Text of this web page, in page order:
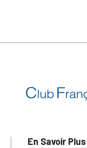
En Savoir Plus